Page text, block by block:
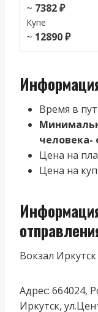
~ 7382 ₽
Купе
~ 12890 ₽
Время в
человека-
Цена на
Цена на
Вокзал Иркутск
Адрес: 664024,
Иркутск,